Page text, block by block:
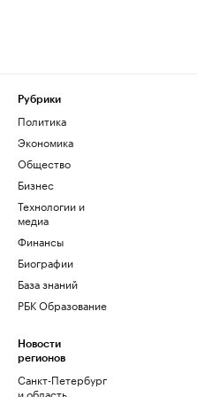
Рубрики
Политика
Экономика
Общество
Бизнес
Технологии и
медиа
Финансы
Биографии
База знаний
РБК Образование
Новости
регионов
Санкт-Петербург
и область